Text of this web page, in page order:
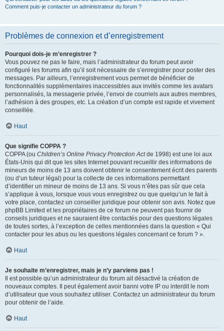
Comment puis-je contacter un administrateur du forum ?
Problèmes de connexion et d’enregistrement
Pourquoi dois-je m’enregistrer ?
Vous pouvez ne pas le faire, mais l’administrateur du forum peut avoir
configuré les forums afin qu’il soit nécessaire de s’enregistrer pour poster des
messages. Par ailleurs, l’enregistrement vous permet de bénéficier de
fonctionnalités supplémentaires inaccessibles aux invités comme les avatars
personnalisés, la messagerie privée, l’envoi de courriels aux autres membres,
l’adhésion à des groupes, etc. La création d’un compte est rapide et vivement
conseillée.
Haut
Que signifie COPPA ?
COPPA (ou Children’s Online Privacy Protection Actde 1998) est une loi aux
États-Unis qui dit que les sites Internet pouvant recueillir des informations de
mineurs de moins de 13 ans doivent obtenir le consentement écrit des parents
(ou d’un tuteur légal) pour la collecte de ces informations permettant
d’identifier un mineur de moins de 13 ans. Si vous n’êtes pas sûr que cela
s’applique à vous, lorsque vous vous enregistrez ou que quelqu’un le fait à
votre place, contactez un conseiller juridique pour obtenir son avis. Notez que
phpBB Limited et les propriétaires de ce forum ne peuvent pas fournir de
conseils juridiques et ne sauraient être contactés pour des questions légales
de toutes sortes, à l’exception de celles mentionnées dans la question « Qui
contacter pour les abus ou les questions légales concernant ce forum ? ».
Haut
Je souhaite m’enregistrer, mais je n’y parviens pas !
Il est possible qu’un administrateur du forum ait désactivé la création de
nouveaux comptes. Il peut également avoir banni votre IP ou interdit le nom
d’utilisateur que vous souhaitez utiliser. Contactez un administrateur du forum
pour obtenir de l’aide.
Haut